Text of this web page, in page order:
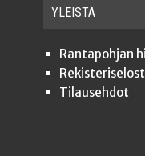
YLEISTÄ
Ran­ta­poh­jan
Tilauseh­dot